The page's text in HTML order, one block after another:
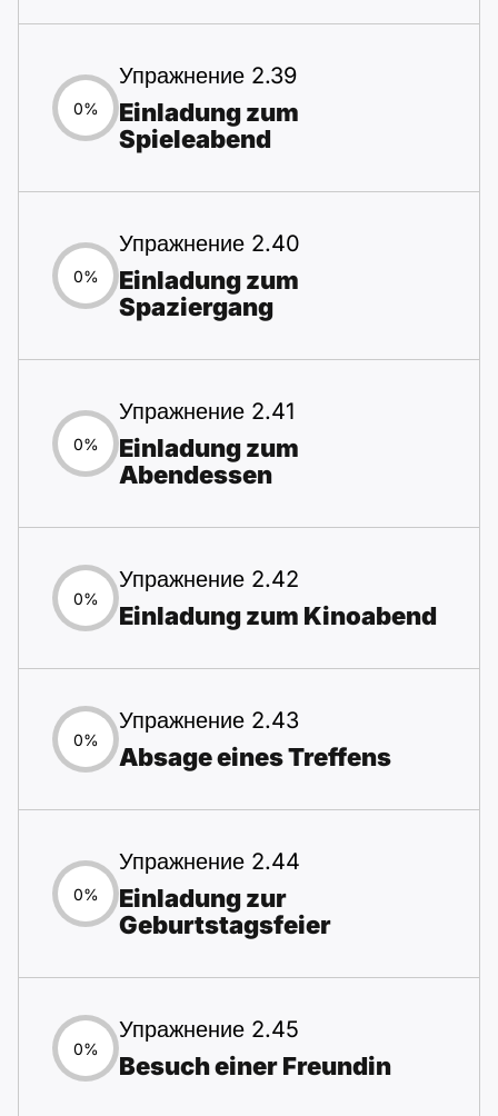
0%
Упражнение 2.39
Einladung zum
Spieleabend
0%
Упражнение 2.40
Einladung zum
Spaziergang
0%
Упражнение 2.41
Einladung zum
Abendessen
0%
Упражнение 2.42
Einladung zum Kinoabend
0%
Упражнение 2.43
Absage eines Treffens
0%
Упражнение 2.44
Einladung zur
Geburtstagsfeier
0%
Упражнение 2.45
Besuch einer Freundin